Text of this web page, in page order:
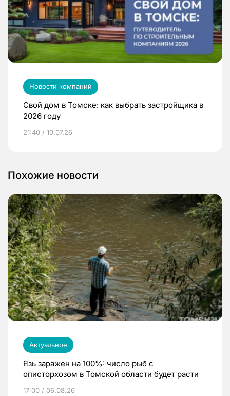
Новости компаний
Свой дом в Томске: как выбрать застройщика в
2026 году
21:40 / 10.07.26
Похожие новости
Актуальное
Язь заражен на 100%: число рыб с
описторхозом в Томской области будет расти
17:00 / 06.08.26